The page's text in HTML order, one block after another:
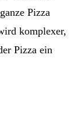
Pizza
komplexer,
Pizza ein